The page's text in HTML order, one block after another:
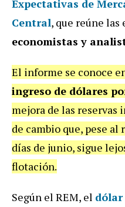
Expectativas de
Central, que reúne
economistas y
El informe se conoce
ingreso de dólares
mejora de las
de cambio que, pese
días de junio, sigue
flotación.
Según el REM, el